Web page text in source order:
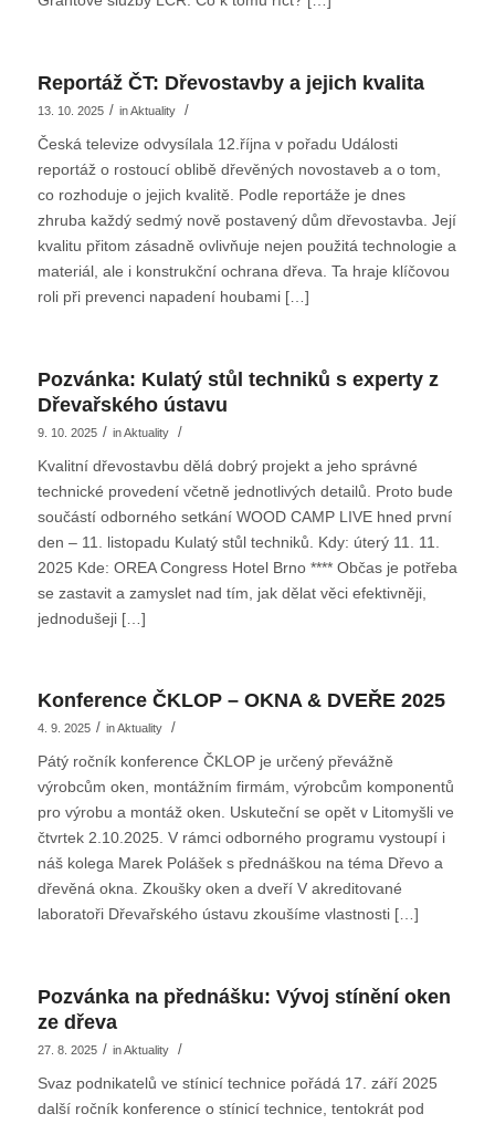
Reportáž ČT: Dřevostavby a jejich kvalita
13. 10. 2025 / inAktuality /
Česká televize odvysílala 12.října v pořadu Události
reportáž o rostoucí oblibě dřevěných novostaveb a o tom,
co rozhoduje o jejich kvalitě. Podle reportáže je dnes
zhruba každý sedmý nově postavený dům dřevostavba. Její
kvalitu přitom zásadně ovlivňuje nejen použitá technologie a
materiál, ale i konstrukční ochrana dřeva. Ta hraje klíčovou
roli při prevenci napadení houbami […]
Pozvánka: Kulatý stůl techniků s experty z
Dřevařského ústavu
9. 10. 2025 / inAktuality /
Kvalitní dřevostavbu dělá dobrý projekt a jeho správné
technické provedení včetně jednotlivých detailů. Proto bude
součástí odborného setkání WOOD CAMP LIVE hned první
den – 11. listopadu Kulatý stůl techniků. Kdy: úterý 11. 11.
2025 Kde: OREA Congress Hotel Brno **** Občas je potřeba
se zastavit a zamyslet nad tím, jak dělat věci efektivněji,
jednodušeji […]
Konference ČKLOP – OKNA & DVEŘE 2025
4. 9. 2025 / inAktuality /
Pátý ročník konference ČKLOP je určený převážně
výrobcům oken, montážním firmám, výrobcům komponentů
pro výrobu a montáž oken. Uskuteční se opět v Litomyšli ve
čtvrtek 2.10.2025. V rámci odborného programu vystoupí i
náš kolega Marek Polášek s přednáškou na téma Dřevo a
dřevěná okna. Zkoušky oken a dveří V akreditované
laboratoři Dřevařského ústavu zkoušíme vlastnosti […]
Pozvánka na přednášku: Vývoj stínění oken
ze dřeva
27. 8. 2025 / inAktuality /
Svaz podnikatelů ve stínicí technice pořádá 17. září 2025
další ročník konference o stínicí technice, tentokrát pod